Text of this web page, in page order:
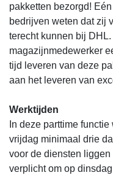
pakketten bezorgd!
bedrijven weten dat zij
terecht kunnen bij
magazijnmedewerker
tijd leveren van deze
aan het leveren van
Werktijden
In deze parttime
vrijdag minimaal drie
voor de diensten
verplicht om op